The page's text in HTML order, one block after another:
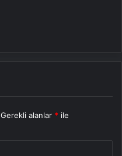
Gerekli alanlar * ile